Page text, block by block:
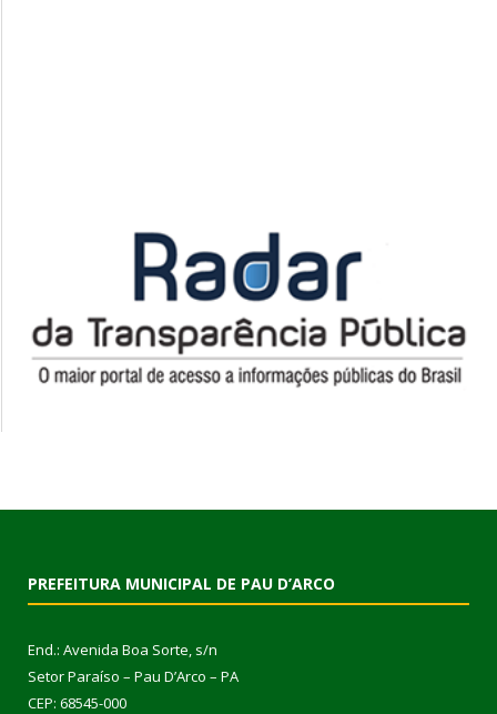
PREFEITURA MUNICIPAL DE PAU D’ARCO
End.: Avenida Boa Sorte, s/n
Setor Paraíso – Pau D’Arco – PA
CEP: 68545-000